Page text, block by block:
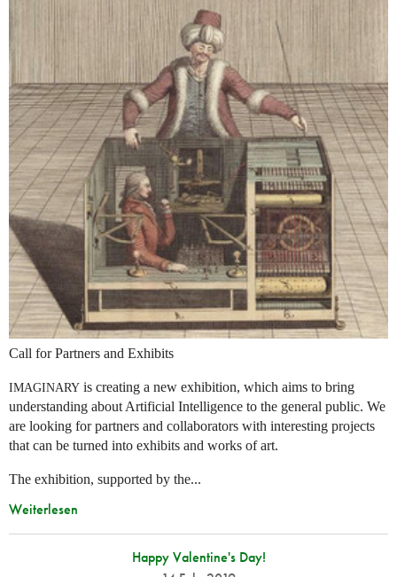
Call for Partners and Exhibits
IMAGINARY is creating a new exhibition, which aims to bring
understanding about Artificial Intelligence to the general public. We
are looking for partners and collaborators with interesting projects
that can be turned into exhibits and works of art.
The exhibition, supported by the...
Weiterlesen
Happy Valentine's Day!